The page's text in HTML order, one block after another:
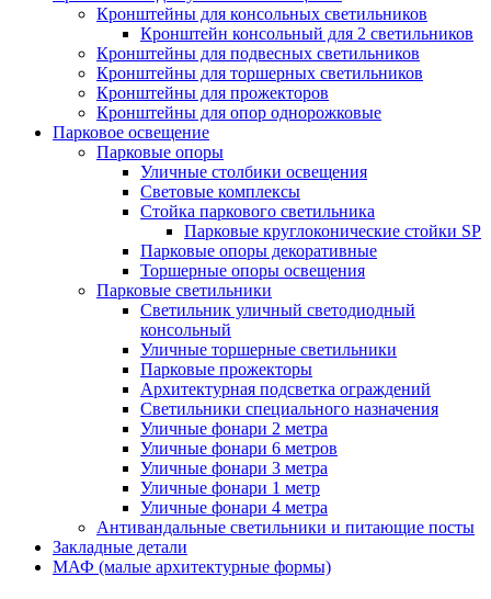
Кронштейны для консольных светильников
Кронштейн консольный для 2 светильников
Кронштейны для подвесных светильников
Кронштейны для торшерных светильников
Кронштейны для прожекторов
Кронштейны для опор однорожковые
Парковое освещение
Парковые опоры
Уличные столбики освещения
Световые комплексы
Стойка паркового светильника
Парковые круглоконические стойки SP
Парковые опоры декоративные
Торшерные опоры освещения
Парковые светильники
Светильник уличный светодиодный
консольный
Уличные торшерные светильники
Парковые прожекторы
Архитектурная подсветка ограждений
Светильники специального назначения
Уличные фонари 2 метра
Уличные фонари 6 метров
Уличные фонари 3 метра
Уличные фонари 1 метр
Уличные фонари 4 метра
Антивандальные светильники и питающие посты
Закладные детали
МАФ (малые архитектурные формы)